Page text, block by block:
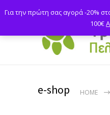
e-shop HOME
Για την πρώτη σας αγορά -20%
100€